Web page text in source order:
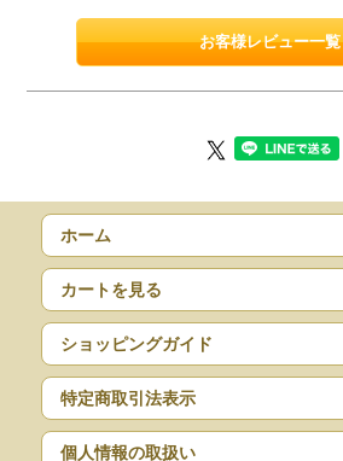
お客様レビュー一覧
ホーム
カートを見る
ショッピングガイド
特定商取引法表示
個人情報の取扱い